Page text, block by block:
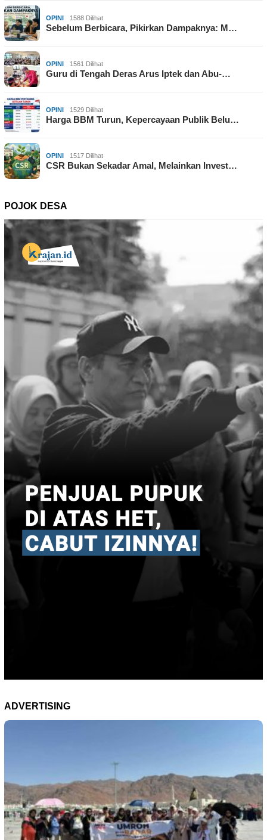
OPINI 1588 Dilihat
Sebelum Berbicara, Pikirkan Dampaknya: M…
OPINI 1561 Dilihat
Guru di Tengah Deras Arus Iptek dan Abu-…
OPINI 1529 Dilihat
Harga BBM Turun, Kepercayaan Publik Belu…
OPINI 1517 Dilihat
CSR Bukan Sekadar Amal, Melainkan Invest…
POJOK DESA
ADVERTISING